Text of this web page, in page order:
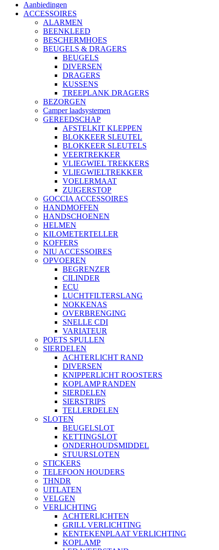
Aanbiedingen
ACCESSOIRES
ALARMEN
BEENKLEED
BESCHERMHOES
BEUGELS & DRAGERS
BEUGELS
DIVERSEN
DRAGERS
KUSSENS
TREEPLANK DRAGERS
BEZORGEN
Camper laadsystemen
GEREEDSCHAP
AFSTELKIT KLEPPEN
BLOKKEER SLEUTEL
BLOKKEER SLEUTELS
VEERTREKKER
VLIEGWIEL TREKKERS
VLIEGWIELTREKKER
VOELERMAAT
ZUIGERSTOP
GOCCIA ACCESSOIRES
HANDMOFFEN
HANDSCHOENEN
HELMEN
KILOMETERTELLER
KOFFERS
NIU ACCESSOIRES
OPVOEREN
BEGRENZER
CILINDER
ECU
LUCHTFILTERSLANG
NOKKENAS
OVERBRENGING
SNELLE CDI
VARIATEUR
POETS SPULLEN
SIERDELEN
ACHTERLICHT RAND
DIVERSEN
KNIPPERLICHT ROOSTERS
KOPLAMP RANDEN
SIERDELEN
SIERSTRIPS
TELLERDELEN
SLOTEN
BEUGELSLOT
KETTINGSLOT
ONDERHOUDSMIDDEL
STUURSLOTEN
STICKERS
TELEFOON HOUDERS
THNDR
UITLATEN
VELGEN
VERLICHTING
ACHTERLICHTEN
GRILL VERLICHTING
KENTEKENPLAAT VERLICHTING
KOPLAMP